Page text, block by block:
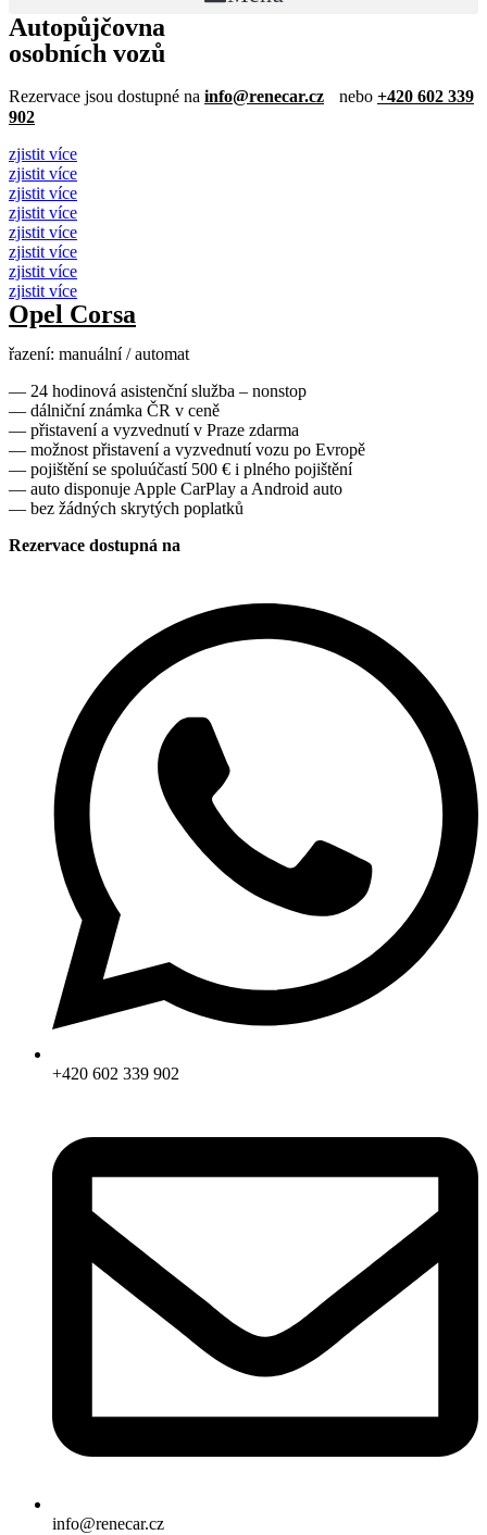
Autopůjčovna
osobních vozů
Rezervace jsou dostupné na info@renecar.cz nebo +420 602 339
902
zjistit více
zjistit více
zjistit více
zjistit více
zjistit více
zjistit více
zjistit více
zjistit více
Opel Corsa
řazení: manuální / automat
— 24 hodinová asistenční služba – nonstop
— dálniční známka ČR v ceně
— přistavení a vyzvednutí v Praze zdarma
— možnost přistavení a vyzvednutí vozu po Evropě
— pojištění se spoluúčastí 500 € i plného pojištění
— auto disponuje Apple CarPlay a Android auto
— bez žádných skrytých poplatků
Rezervace dostupná na
+420 602 339 902
info@renecar.cz